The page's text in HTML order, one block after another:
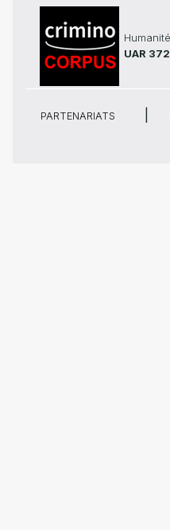
UAR
PARTENARIATS